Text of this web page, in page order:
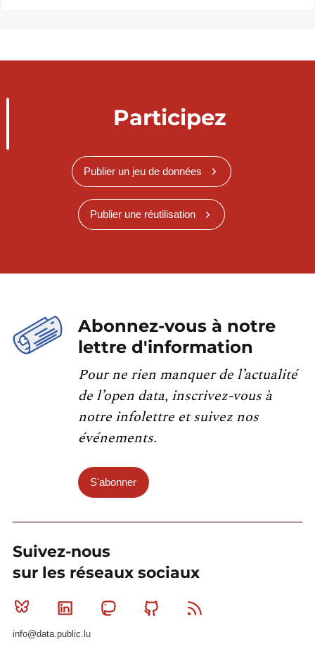
Participez
Publier un jeu de données
Publier une réutilisation
Abonnez-vous à notre
lettre d'information
Pour ne rien manquer de l’actualité
de l’open data, inscrivez-vous à
notre infolettre et suivez nos
événements.
S'abonner
Suivez-nous
sur les réseaux sociaux
Bluesky Linkedin MastodonGithub
info@data.public.lu